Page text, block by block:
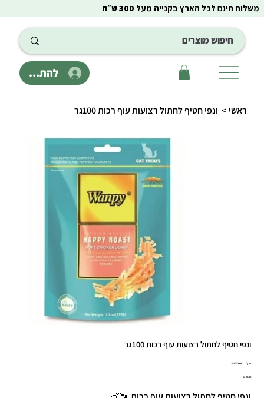
להתחבר
משלוח חינם לכל הארץ בקנייה מעל 300 ש״ח
ראשי > ונפי חטיף לחתול רצועות עוף רכות 100גר
ונפי חטיף לחתול רצועות עוף רכות 100גר
מק"ט:מק"ט
392000008
מחיר‏20.00 ‏₪